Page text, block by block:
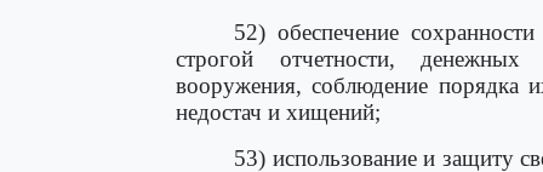
52) обеспечение
строгой отчетности, денежных
вооружения, соблюдение порядка
недостач и хищений;
53) использование и защиту